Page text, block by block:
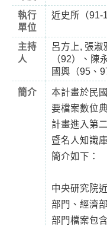
執行
單位
近史所（91-
主持
人
呂方上, 張
（92）、陳
國興（95、
簡介
本計畫於民
要檔案數位
計畫進入第
暨名人知識
簡介如下：
中央研究院
部門、經濟
部門檔案包